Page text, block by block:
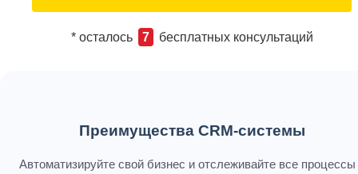
* осталось 7 бесплатных консультаций
Преимущества CRM-системы
Автоматизируйте свой бизнес и отслеживайте все процессы